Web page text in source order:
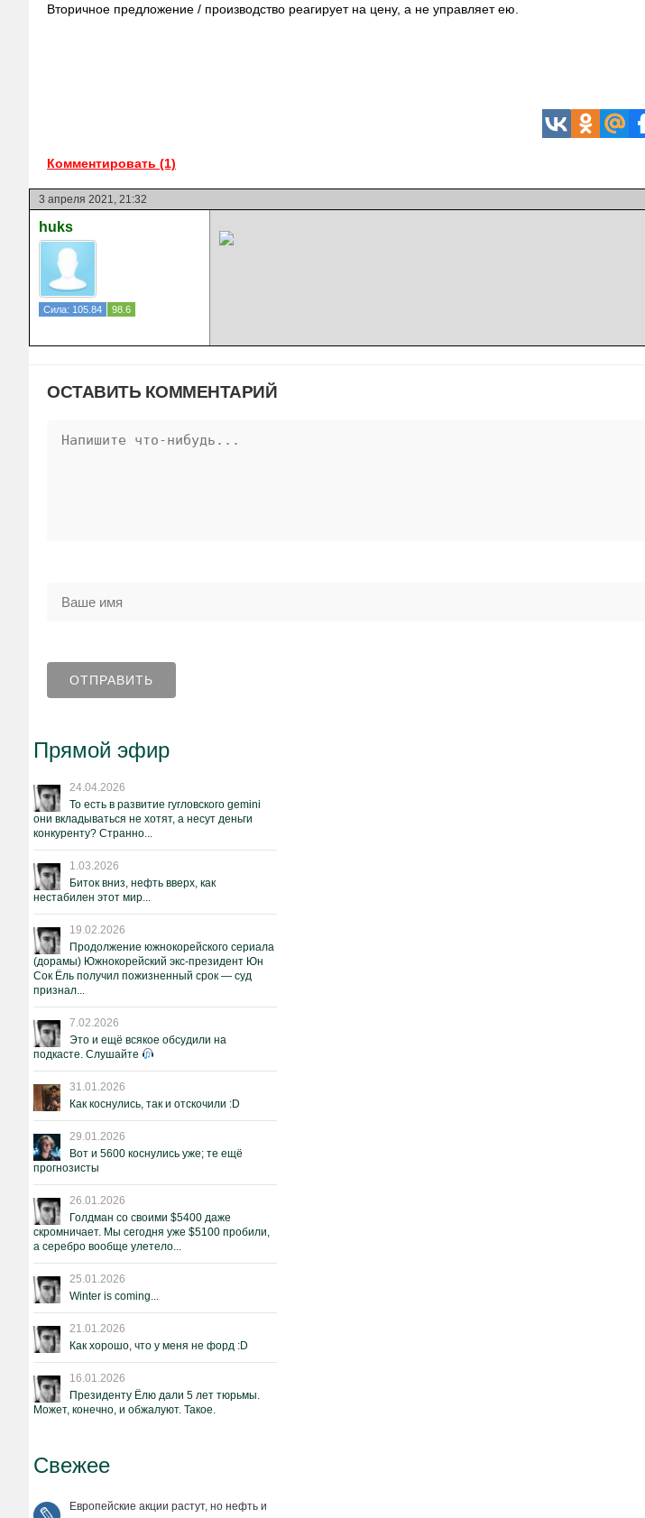
Вторичное предложение / производство реагирует на цену, а не управляет ею.
Комментировать (1)
3 апреля 2021, 21:32
huks
Сила: 105.84 98.6
ОСТАВИТЬ КОММЕНТАРИЙ
Прямой эфир
24.04.2026
То есть в развитие гугловского gemini
они вкладываться не хотят, а несут деньги
конкуренту? Странно...
1.03.2026
Биток вниз, нефть вверх, как
нестабилен этот мир...
19.02.2026
Продолжение южнокорейского сериала
(дорамы) Южнокорейский экс-президент Юн
Сок Ёль получил пожизненный срок — суд
признал...
7.02.2026
Это и ещё всякое обсудили на
подкасте. Слушайте
31.01.2026
Как коснулись, так и отскочили :D
29.01.2026
Вот и 5600 коснулись уже; те ещё
прогнозисты
26.01.2026
Голдман со своими $5400 даже
скромничает. Мы сегодня уже $5100 пробили,
а серебро вообще улетело...
25.01.2026
Winter is coming...
21.01.2026
Как хорошо, что у меня не форд :D
16.01.2026
Президенту Ёлю дали 5 лет тюрьмы.
Может, конечно, и обжалуют. Такое.
Свежее
Европейские акции растут, но нефть и